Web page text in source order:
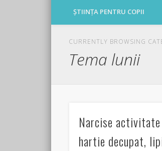
ȘTIINȚA PENTRU COPII
CURRENTLY BROWSING
Tema lunii
Narcise
hartie decupat,